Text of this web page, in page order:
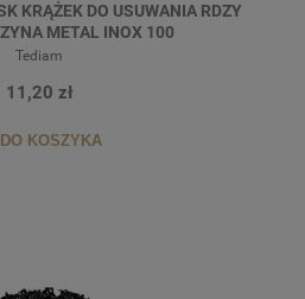
KRĄŻEK DO USUWANIA RDZY
METAL INOX 100
Tediam
11,20 zł
DO KOSZYKA